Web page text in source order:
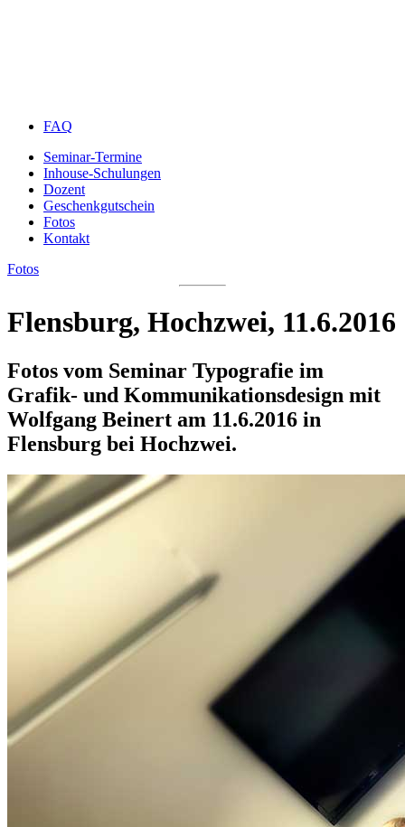
FAQ
Seminar-Termine
Inhouse-Schulungen
Dozent
Geschenkgutschein
Fotos
Kontakt
Fotos
Flensburg, Hochzwei, 11.6.2016
Fotos vom Seminar Typografie im
Grafik- und Kommunikationsdesign mit
Wolfgang Beinert am 11.6.2016 in
Flensburg bei Hochzwei.